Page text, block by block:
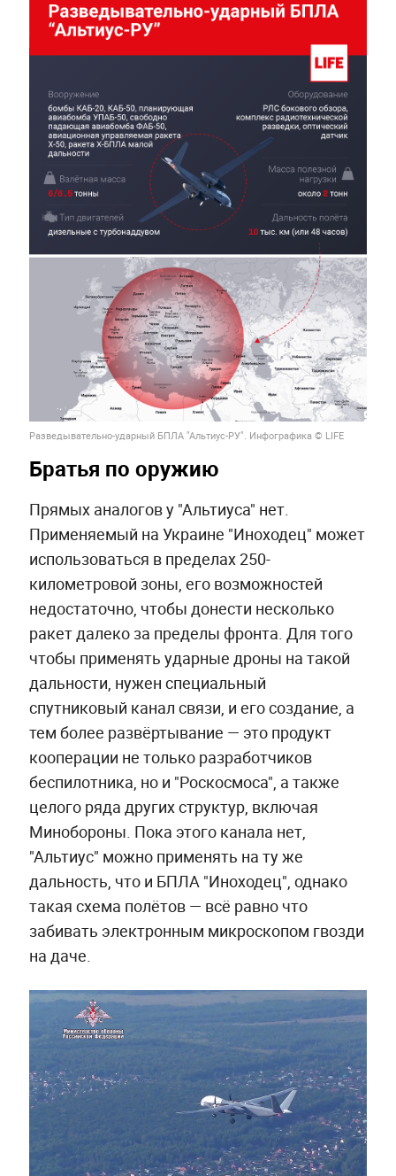
Разведывательно-ударный БПЛА "Альтиус-РУ". Инфографика © LIFE
Братья по оружию
Прямых аналогов у "Альтиуса" нет.
Применяемый на Украине "Иноходец" может
использоваться в пределах 250-
километровой зоны, его возможностей
недостаточно, чтобы донести несколько
ракет далеко за пределы фронта. Для того
чтобы применять ударные дроны на такой
дальности, нужен специальный
спутниковый канал связи, и его создание, а
тем более развёртывание — это продукт
кооперации не только разработчиков
беспилотника, но и "Роскосмоса", а также
целого ряда других структур, включая
Минобороны. Пока этого канала нет,
"Альтиус" можно применять на ту же
дальность, что и БПЛА "Иноходец", однако
такая схема полётов — всё равно что
забивать электронным микроскопом гвозди
на даче.